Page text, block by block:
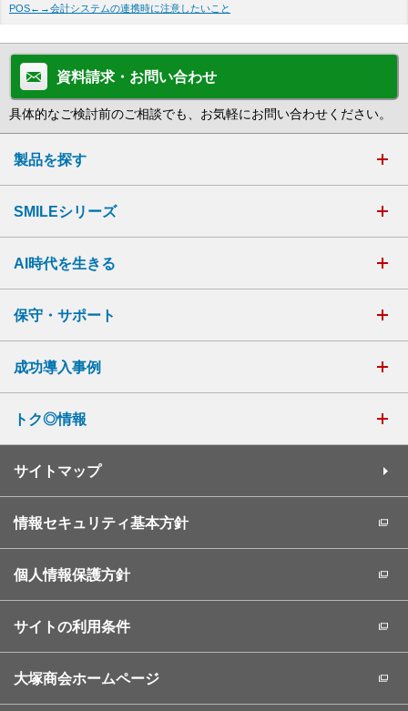
POS←→会計システムの連携時に注意したいこと
資料請求・お問い合わせ
具体的なご検討前のご相談でも、お気軽にお問い合わせください。
製品を探す
SMILEシリーズ
AI時代を生きる
保守・サポート
成功導入事例
トク◎情報
サイトマップ
情報セキュリティ基本方針
個人情報保護方針
サイトの利用条件
大塚商会ホームページ